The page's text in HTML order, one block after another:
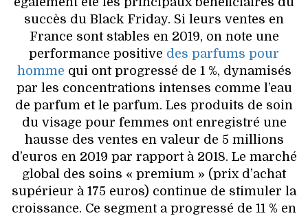
succès du Black Friday. Si leurs ventes en
France sont stables en 2019, on note une
performance positive des parfums pour
homme qui ont progressé de 1 %, dynamisés
par les concentrations intenses comme l’eau
de parfum et le parfum. Les produits de soin
du visage pour femmes ont enregistré une
hausse des ventes en valeur de 5 millions
d’euros en 2019 par rapport à 2018. Le marché
global des soins « premium » (prix d’achat
supérieur à 175 euros) continue de stimuler la
croissance. Ce segment a progressé de 11 % en